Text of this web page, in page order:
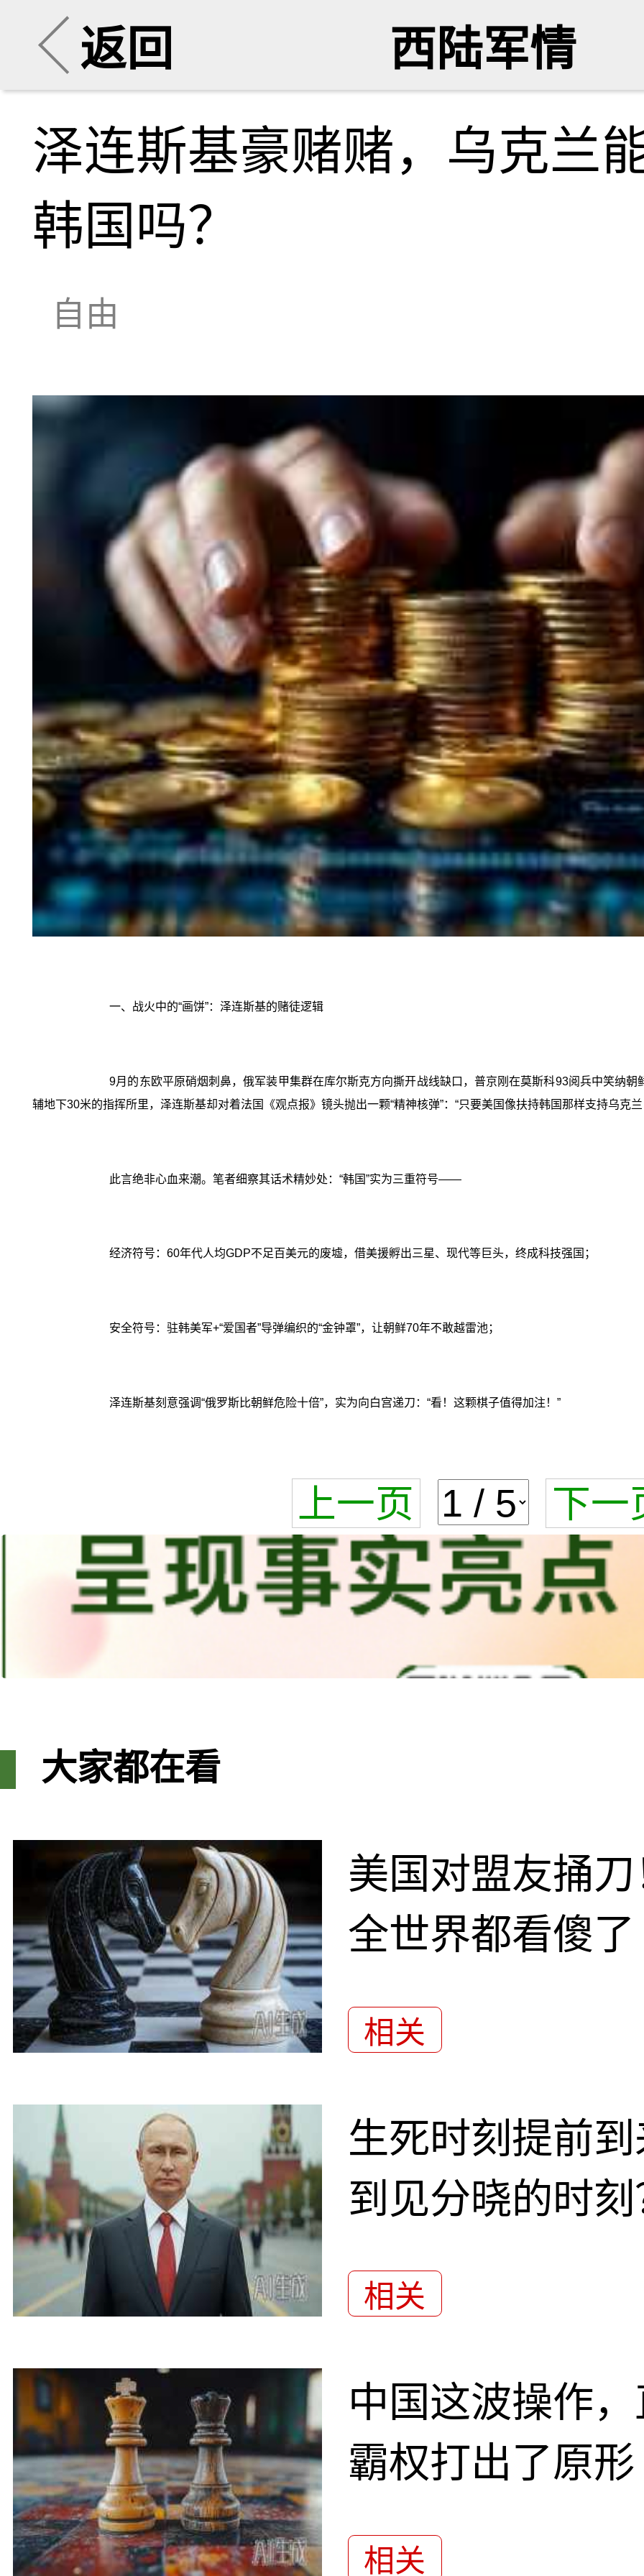
返回 西陆军情
泽连斯基豪赌赌，乌克兰
韩国吗？
自由
一、战火中的“画饼”：泽连斯基的赌徒逻辑
9月的东欧平原硝烟刺鼻，俄军装甲集群在库尔斯克方向撕开战线缺口，普京刚在莫斯科93阅兵中笑纳朝
辅地下30米的指挥所里，泽连斯基却对着法国《观点报》镜头抛出一颗“精神核弹”：“只要美国像扶持韩国那样支持乌克
此言绝非心血来潮。笔者细察其话术精妙处：“韩国”实为三重符号——
经济符号：60年代人均GDP不足百美元的废墟，借美援孵出三星、现代等巨头，终成科技强国；
安全符号：驻韩美军+“爱国者”导弹编织的“金钟罩”，让朝鲜70年不敢越雷池；
泽连斯基刻意强调“俄罗斯比朝鲜危险十倍”，实为向白宫递刀：“看！这颗棋子值得加注！”
上一页 下一
大家都在看
美国对盟友捅
全世界都看傻了
相关
生死时刻提前
到见分晓的时
相关
中国这波操作
霸权打出了原形
相关